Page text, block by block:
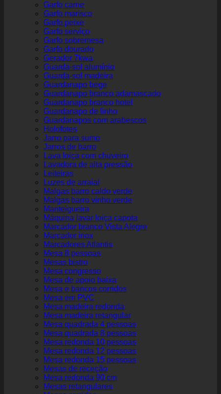
Garfo carne
Garfo marisco
Garfo peixe
Garfo serviço
Garfo sobremesa
Garfo dourado
Gerador 7kwa
Guarda-sol alumínio
Guarda-sol madeira
Guardanapo bege
Guardanapo branco adamascado
Guardanapo branco hotel
Guardanapo de linho
Guardanapos com arabescos
Holofotes
Jarro para sumo
Jarros de barro
Lava loiça com chuveiro
Lavadora de alta pressão
Leiteiras
Luzes de arraial
Malgas barro caldo verde
Malgas barro vinho verde
Manteigueira
Máquina lavar loiça capota
Marcador branco Vista Alegre
Marcador inox
Marcadores Atlantis
Mesa 8 pessoas
Mesas bistro
Mesa congresso
Mesa de apoio baixa
Mesa e bancos corridos
Mesa em PVC
Mesa madeira redonda
Mesa madeira retangular
Mesa quadrada 4 pessoas
Mesa quadrada 8 pessoas
Mesa redonda 10 pessoas
Mesa redonda 12 pessoas
Mesa redonda 15 pessoas
Mesas de receção
Mesa redonda 90 cm
Mesas retangulares